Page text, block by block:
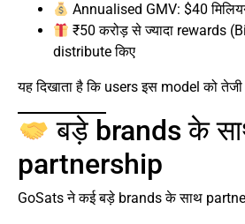
Annualised GMV: $40
₹50 करोड़ से ज्यादा rewards
distribute किए
यह दिखाता है कि users इस model को
बड़े brands के
partnership
GoSats ने कई बड़े brands के साथ